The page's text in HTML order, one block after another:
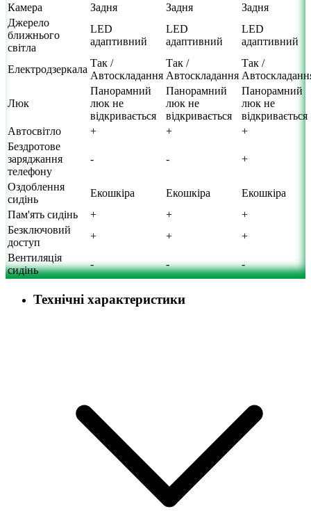
Камера
Задня Задня
Задня
Джерело
ближнього
світла
LED
адаптивний
LED
адаптивний
LED
адаптивний
Електродзеркала
Так /
Автоскладання
Так /
Автоскладання
Так /
Люк
Панорамний
люк не
відкривається
Панорамний
люк не
відкривається
Панорамний
люк не
відкривається
Автосвітло
+ +
+
Бездротове
заряджання
телефону
- - +
Оздоблення
сидінь
Екошкіра Екошкіра
Екошкіра
Пам'ять сидінь
+ +
+
Безключовий
доступ
+ +
+
Вентиляція
сидінь
- - -
Технічні характеристики